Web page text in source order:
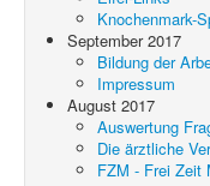
Knochenmark-
September 2017
Bildung der
Impressum
August 2017
Auswertung
Die ärztliche
FZM - Frei Zeit